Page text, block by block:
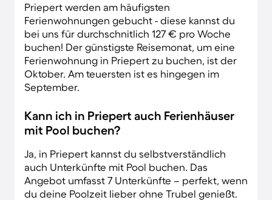
Priepert werden am häufigsten
Ferienwohnungen gebucht - diese kannst du
bei uns für durchschnitlich 127 € pro Woche
buchen! Der günstigste Reisemonat, um eine
Ferienwohnung in Priepert zu buchen, ist der
Oktober. Am teuersten ist es hingegen im
September.
Kann ich in Priepert auch Ferienhäuser
mit Pool buchen?
Ja, in Priepert kannst du selbstverständlich
auch Unterkünfte mit Pool buchen. Das
Angebot umfasst 7 Unterkünfte – perfekt, wenn
du deine Poolzeit lieber ohne Trubel genießt.